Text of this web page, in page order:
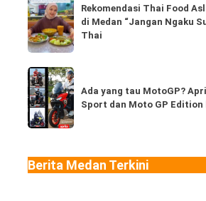
Thailand,
kamu
sudah
coba
berapa
jenis?
Thai
Food
Asli
Thailand
di
Medan
“Jangan
Sudah
Makan
Rekomendasi Thai Food
di Medan “Jangan Ngaku
Thai
Ada
yang
tau
MotoGP?
SR-
GT
Ada yang tau MotoGP?
Sport dan Moto GP Edition
Berita Medan Terkini